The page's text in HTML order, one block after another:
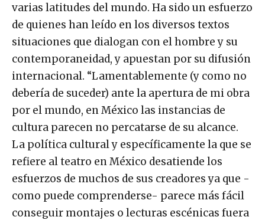
varias latitudes del mundo. Ha sido un esfuerzo
de quienes han leído en los diversos textos
situaciones que dialogan con el hombre y su
contemporaneidad, y apuestan por su difusión
internacional. “Lamentablemente (y como no
debería de suceder) ante la apertura de mi obra
por el mundo, en México las instancias de
cultura parecen no percatarse de su alcance.
La política cultural y específicamente la que se
refiere al teatro en México desatiende los
esfuerzos de muchos de sus creadores ya que -
como puede comprenderse- parece más fácil
conseguir montajes o lecturas escénicas fuera